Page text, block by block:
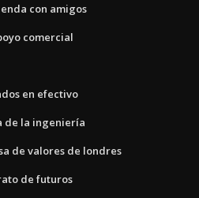
con amigos
comercial
en efectivo
de la ingeniería
de valores de londres
de futuros